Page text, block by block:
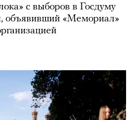
с выборов в Госдуму
объявивший «Мемориал»